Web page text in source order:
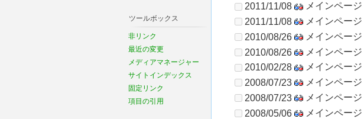
2011/11/08
メインページ
2011/11/08
メインページ
2010/08/26
メインページ
2010/08/26
メインページ
2010/02/28
メインページ
2008/07/23
メインページ
2008/07/23
メインページ
2008/05/06
メインページ
ツールボックス
非リンク
最近の変更
メディアマネージャー
サイトインデックス
固定リンク
項目の引用